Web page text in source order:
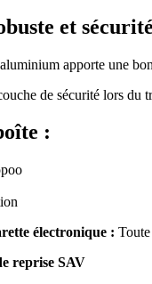
et sécurité
apporte une
de sécurité lors du
:
électronique : Toute
reprise SAV